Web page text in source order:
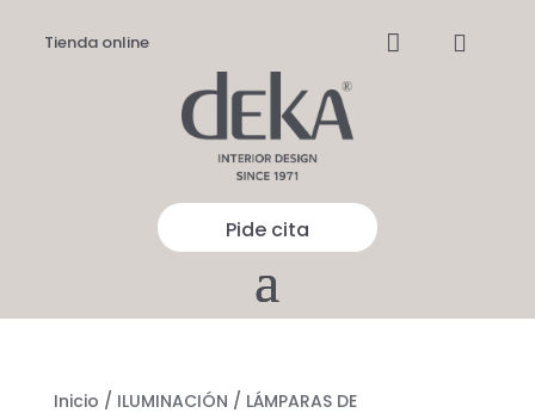
Tienda online  
Pide cita
Inicio / ILUMINACIÓN / LÁMPARAS DE